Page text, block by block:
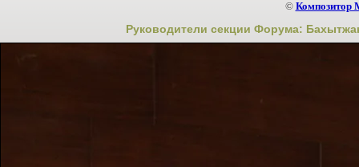
© Композитор
Руководители секции Форума: